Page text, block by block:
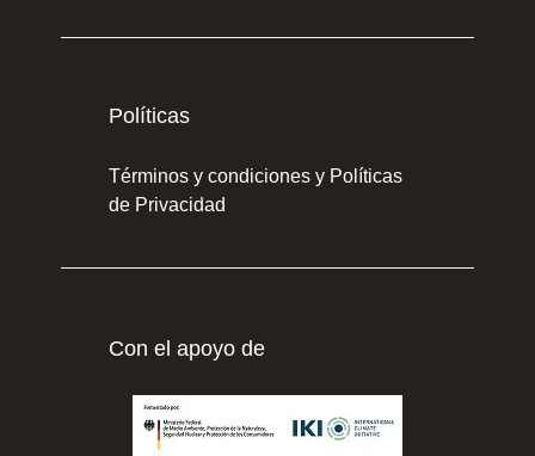
Políticas
Términos y condiciones y Políticas
de Privacidad
Con el apoyo de